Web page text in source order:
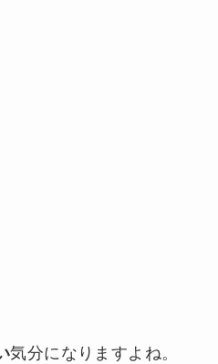
気分になりますよね。